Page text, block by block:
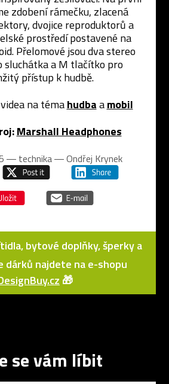
zdobení rámečku, zlacená
dvojice reproduktorů a
prostředí postavené na
Přelomové jsou dva stereo
sluchátka a M tlačítko pro
přístup k hudbě.
na témahudbaamobil
Marshall Headphones
― technika ―Ondřej Krynek
bytové doplňky, šperky a
dárků najdete na e-shopu
🎁
se vám líbit